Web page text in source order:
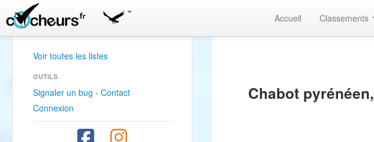
Accueil Classements
Voir toutes les listes
OUTILS
Signaler un bug - Contact
Connexion
Chabot pyrénéen,